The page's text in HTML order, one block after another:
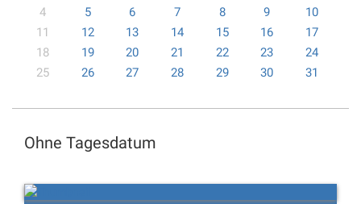
4
5 6 7 8 9
10
11
12 13 14 15 16
17
18
19 20 21 22 23
24
25
26 27 28 29 30 31
Ohne Tagesdatum